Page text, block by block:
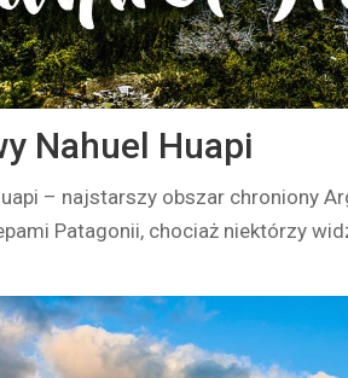
Nahuel Huapi
– najstarszy obszar chroniony
Patagonii, chociaż niektórzy